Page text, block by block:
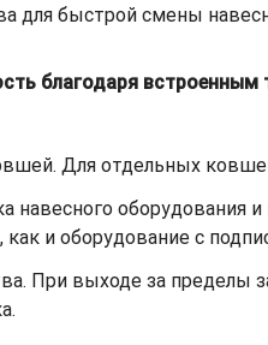
для быстрой смены
благодаря
Для отдельных
навесного
, как и оборудование с
При выходе за пределы